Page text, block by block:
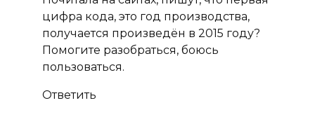
цифра кода, это год производства,
получается произведён в 2015 году?
Помогите разобраться, боюсь
пользоваться.
Ответить